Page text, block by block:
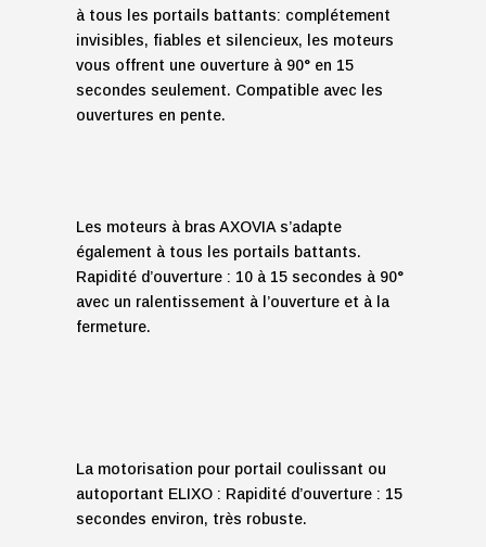
à tous les portails battants: complétement
invisibles, fiables et silencieux, les moteurs
vous offrent une ouverture à 90° en 15
secondes seulement. Compatible avec les
ouvertures en pente.
Les moteurs à bras AXOVIA s’adapte
également à tous les portails battants.
Rapidité d’ouverture : 10 à 15 secondes à 90°
avec un ralentissement à l’ouverture et à la
fermeture.
La motorisation pour portail coulissant ou
autoportant ELIXO : Rapidité d’ouverture : 15
secondes environ, très robuste.